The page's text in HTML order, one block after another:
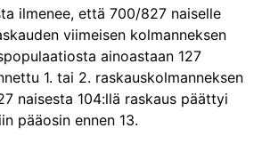
ilmenee, että 700/827 naiselle
viimeisen kolmanneksen
ainoastaan 127
1. tai 2. raskauskolmanneksen
naisesta 104:llä raskaus päättyi
pääosin ennen 13.